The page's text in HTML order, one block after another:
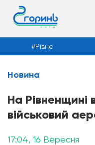
Новини
Рівне
Новина
На Рівненщині
військовий
17:04, 16 Вересня